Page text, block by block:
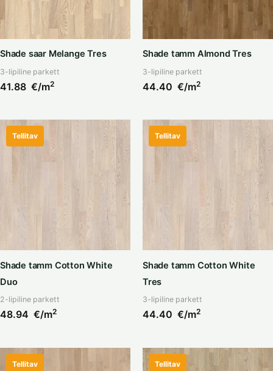
Shade saar Melange Tres
3-lipiline parkett
41.88 €/m2
Shade tamm Almond Tres
3-lipiline parkett
44.40 €/m2
Tellitav
Shade tamm Cotton White
Duo
2-lipiline parkett
48.94 €/m2
Tellitav
Shade tamm Cotton White
Tres
3-lipiline parkett
44.40 €/m2
Tellitav Tellitav